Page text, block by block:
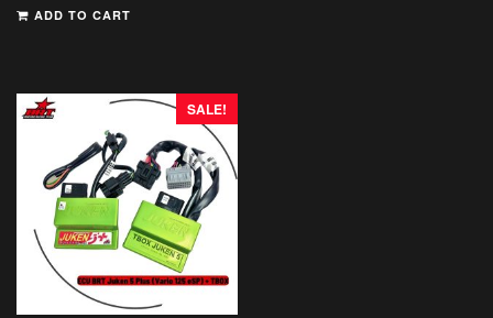
ADD TO CART
SALE!